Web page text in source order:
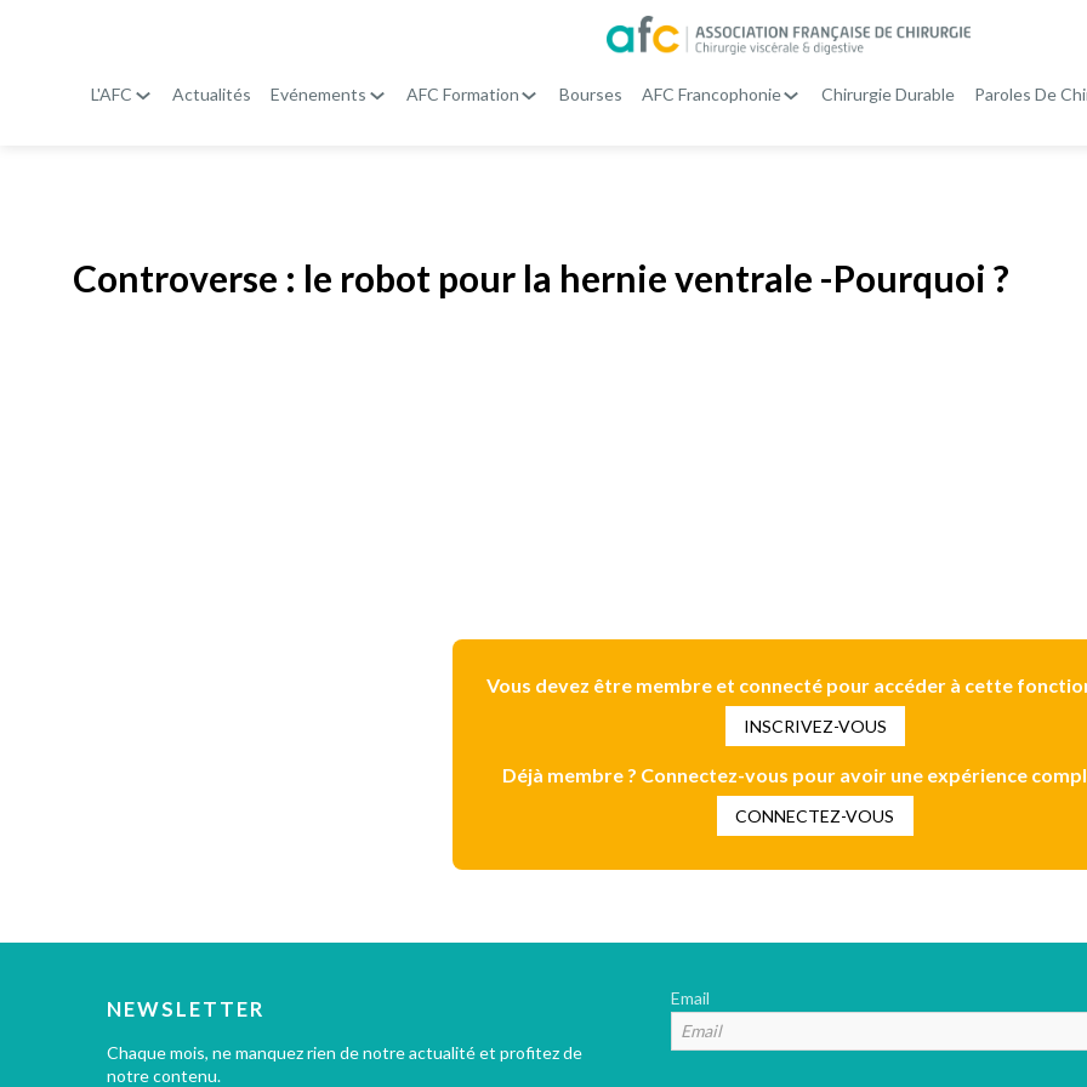
L'AFC Actualités Evénements AFC Formation Bourses AFC Francophonie Chirurgie Durable Paroles De
Controverse : le robot pour la hernie ventrale -Pourquoi ?
Vous devez être membre et connecté pour accéder à cette
INSCRIVEZ-VOUS
Déjà membre ? Connectez-vous pour avoir une expérience
CONNECTEZ-VOUS
NEWSLETTER
Chaque mois, ne manquez rien de notre actualité et profitez de
notre contenu.
Email